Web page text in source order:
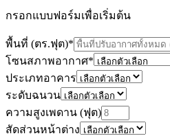
กรอกแบบฟอร์มเพื่อเริ่มต้น
พื้นที่ (ตร.ฟุต)*
โซนสภาพอากาศ*
ประเภทอาคาร
ระดับฉนวน
ความสูงเพดาน (ฟุต)
สัดส่วนหน้าต่าง